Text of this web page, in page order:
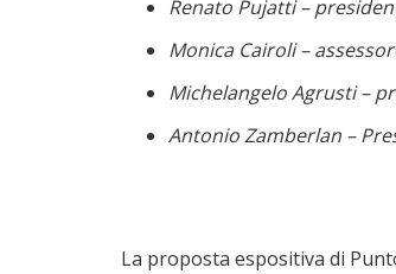
Renato Pujatti –
Monica Cairoli –
Michelangelo Agrusti –
Antonio Zamberlan –
La proposta espositiva di